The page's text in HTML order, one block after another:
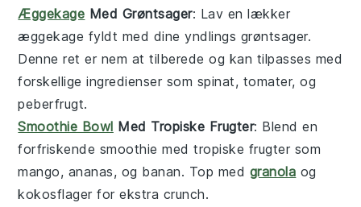
Æggekage Med Grøntsager: Lav en lækker
æggekage fyldt med dine yndlings grøntsager.
Denne ret er nem at tilberede og kan tilpasses med
forskellige ingredienser som spinat, tomater, og
peberfrugt.
Smoothie Bowl Med Tropiske Frugter: Blend en
forfriskende smoothie medtropiske frugter som
mango, ananas, og banan. Top med granola og
kokosflager for ekstra crunch.